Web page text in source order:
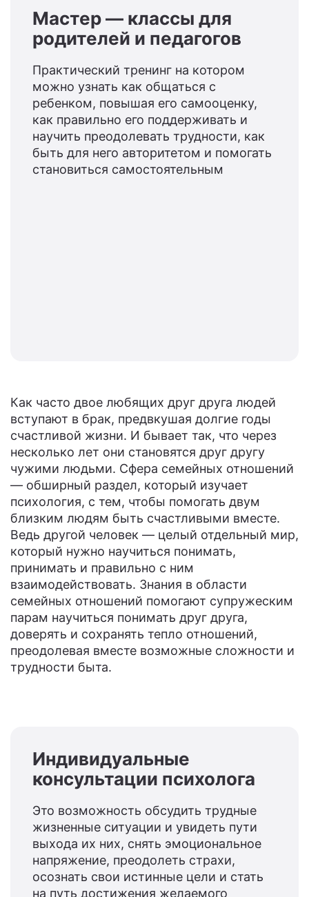
Мастер — классы для
родителей и педагогов
Практический тренинг на котором
можно узнать как общаться с
ребенком, повышая его самооценку,
как правильно его поддерживать и
научить преодолевать трудности, как
быть для него авторитетом и помогать
становиться самостоятельным
Как часто двое любящих друг друга людей
вступают в брак, предвкушая долгие годы
счастливой жизни. И бывает так, что через
несколько лет они становятся друг другу
чужими людьми. Сфера семейных отношений
— обширный раздел, который изучает
психология, с тем, чтобы помогать двум
близким людям быть счастливыми вместе.
Ведь другой человек — целый отдельный мир,
который нужно научиться понимать,
принимать и правильно с ним
взаимодействовать. Знания в области
семейных отношений помогают супружеским
парам научиться понимать друг друга,
доверять и сохранять тепло отношений,
преодолевая вместе возможные сложности и
трудности быта.
Индивидуальные
консультации психолога
Это возможность обсудить трудные
жизненные ситуации и увидеть пути
выхода их них, снять эмоциональное
напряжение, преодолеть страхи,
осознать свои истинные цели и стать
на путь достижения желаемого